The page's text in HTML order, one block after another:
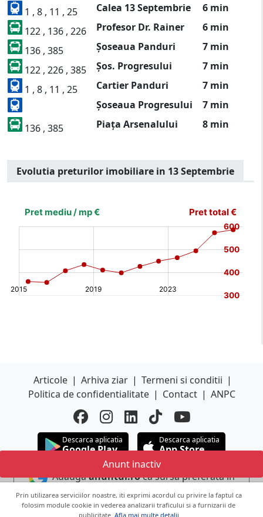
1 , 8 , 11 , 25
Calea 13 Septembrie
6 min
122 , 136 , 226
Profesor Dr. Rainer
6 min
136 , 385
Șoseaua Panduri
7 min
122 , 226 , 385
Șos. Progresului
7 min
1 , 8 , 11 , 25
Cartier Panduri
7 min
Șoseaua Progresului
7 min
136 , 385
Piața Arsenalului 8 min
Evolutia preturilor imobiliare in 13 Septembrie
Anunt inactiv
Prin utilizarea serviciilor noastre, iti exprimi acordul cu privire la faptul ca
folosim module cookie in vederea analizarii traficului si a furnizarii de
publicitate. Afla mai multe detalii
Articole | Arhiva ziar | Termeni si conditii |
Politica de confidentialitate | Contact | ANPC
Descarca aplicatia
Google Play
Descarca aplicatia
App Store
Adaugaanuntul.roca sursa preferata in
Google